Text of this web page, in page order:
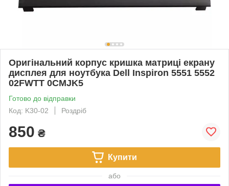
Оригінальний корпус кришка матриці екрану
дисплея для ноутбука Dell Inspiron 5551 5552
02FWTT 0CMJK5
Готово до відправки
Код: K30-02
Роздріб
850 ₴
Купити
або